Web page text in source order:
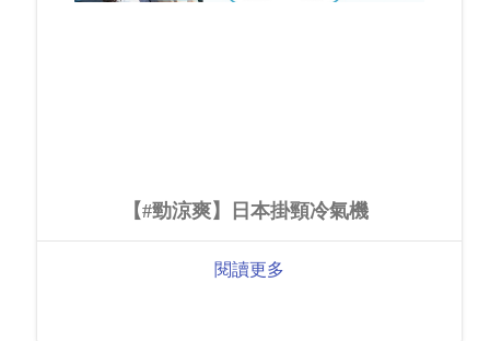
【#勁涼爽】日本掛頸冷氣機
閱讀更多